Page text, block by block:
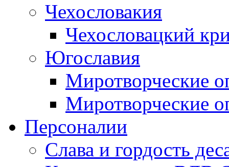
Чехословакия
Чехословацкий
Югославия
Миротворческие
Миротворческие
Персоналии
Слава и гордость